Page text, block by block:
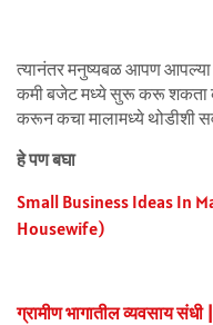
त्यानंतर मनुष्यबळ आपण
कमी बजेट मध्ये सुरू करू शकता
करून कचा मालामध्ये थोडीशी
हे पण बघा
Small Business Ideas In
Housewife)
ग्रामीण भागातील व्यवसाय